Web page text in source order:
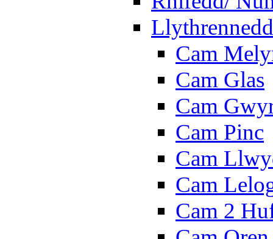
Cam
Cam Glas
Cam
Cam Pinc
Cam
Cam
Cam 2